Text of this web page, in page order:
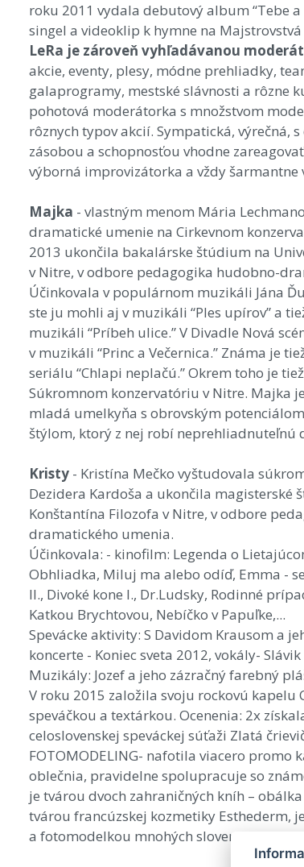
roku 2011 vydala debutový album “Tebe a
singel a videoklip k hymne na Majstrovstvá
LeRa je zároveň vyhľadávanou
akcie, eventy, plesy, módne prehliadky,
galaprogramy, mestské slávnosti a rôzne
pohotová moderátorka s množstvom
rôznych typov akcií. Sympatická, výrečná,
zásobou a schopnosťou vhodne
výborná improvizátorka a vždy šarmantne
Majka - vlastným menom Mária
dramatické umenie na Cirkevnom
2013 ukončila bakalárske štúdium na
v Nitre, v odbore pedagogika hudobno-
Účinkovala v populárnom muzikáli Jána
ste ju mohli aj v muzikáli “Ples upírov” a
muzikáli “Príbeh ulice.” V Divadle Nová
v muzikáli “Princ a Večernica.” Známa je
seriálu “Chlapi neplačú.” Okrem toho je
Súkromnom konzervatóriu v Nitre. Majka
mladá umelkyňa s obrovským
štýlom, ktorý z nej robí neprehliadnuteľnú
Kristy - Kristína Mečko vyštudovala
Dezidera Kardoša a ukončila magisterské
Konštantína Filozofa v Nitre, v odbore
dramatického umenia.
Účinkovala: - kinofilm: Legenda o
Obhliadka, Miluj ma alebo odíď, Emma -
II., Divoké kone I., Dr.Ludsky, Rodinné
Katkou Brychtovou, Nebíčko v Papuľke,...
Spevácke aktivity: S Davidom Krausom a
koncerte - Koniec sveta 2012, vokály-
Muzikály: Jozef a jeho zázračný farebný
V roku 2015 založila svoju rockovú kapelu
speváčkou a textárkou. Ocenenia: 2x
celoslovenskej speváckej súťaži Zlatá
FOTOMODELING- nafotila viacero promo
oblečnia, pravidelne spolupracuje so
je tvárou dvoch zahraničných kníh –
tvárou francúzskej kozmetiky Esthederm,
a fotomodelkou mnohých slovenských